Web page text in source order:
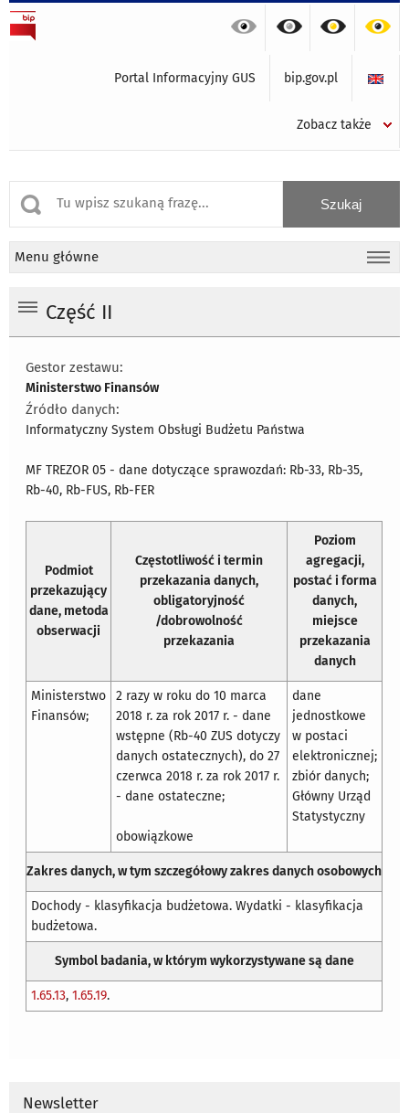
Portal Informacyjny GUS bip.gov.pl
Zobacz także
Menu główne
Część II
Gestor zestawu:
Ministerstwo Finansów
Źródło danych:
Informatyczny System Obsługi Budżetu Państwa
MF TREZOR 05 - dane dotyczące sprawozdań: Rb-33, Rb-35,
Rb-40, Rb-FUS, Rb-FER
Podmiot
przekazujący
dane, metoda
obserwacji
Częstotliwość i termin
przekazania danych,
obligatoryjność
/dobrowolność
przekazania
Poziom
agregacji,
postać i forma
danych,
miejsce
przekazania
danych
Ministerstwo
Finansów;
2 razy w roku do 10 marca
2018 r. za rok 2017 r. - dane
wstępne (Rb-40 ZUS dotyczy
danych ostatecznych), do 27
czerwca 2018 r. za rok 2017 r.
- dane ostateczne;
obowiązkowe
dane
jednostkowe
w postaci
elektronicznej;
zbiór danych;
Główny Urząd
Statystyczny
Zakres danych, w tym szczegółowy zakres danych osobowych
Dochody - klasyfikacja budżetowa. Wydatki - klasyfikacja
budżetowa.
Symbol badania, w którym wykorzystywane są dane
1.65.13,1.65.19.
Newsletter